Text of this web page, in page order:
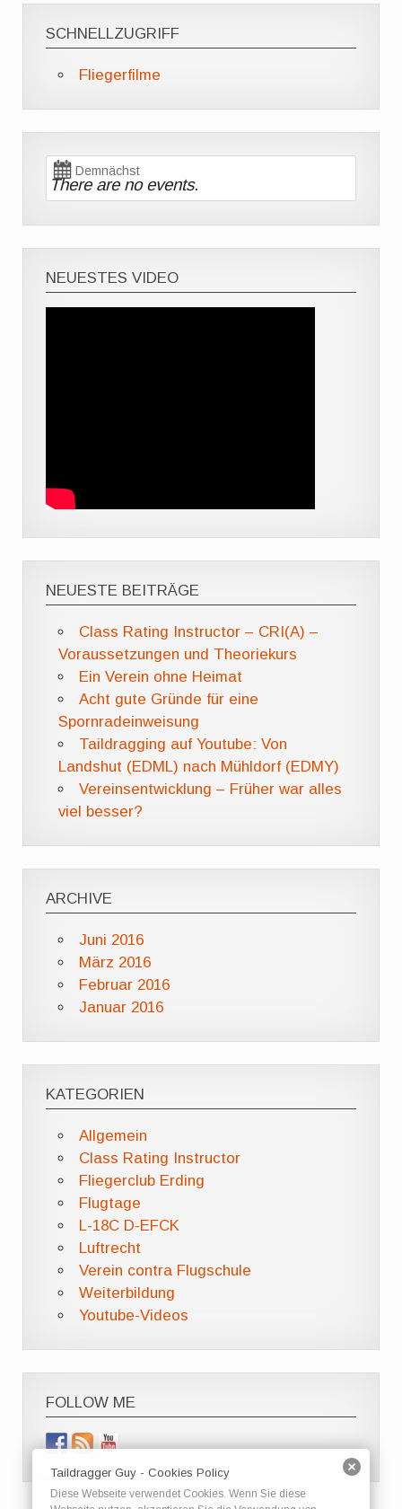
SCHNELLZUGRIFF
Fliegerfilme
Demnächst
There are no events.
NEUESTES VIDEO
NEUESTE BEITRÄGE
Class Rating Instructor – CRI(A) –
Voraussetzungen und Theoriekurs
Ein Verein ohne Heimat
Acht gute Gründe für eine
Spornradeinweisung
Taildragging auf Youtube: Von
Landshut (EDML) nach Mühldorf (EDMY)
Vereinsentwicklung – Früher war alles
viel besser?
ARCHIVE
Juni 2016
März 2016
Februar 2016
Januar 2016
KATEGORIEN
Allgemein
Class Rating Instructor
Fliegerclub Erding
Flugtage
L-18C D-EFCK
Luftrecht
Verein contra Flugschule
Weiterbildung
Youtube-Videos
FOLLOW ME
Taildragger Guy - Cookies Policy
Diese Webseite verwendet Cookies. Wenn Sie diese